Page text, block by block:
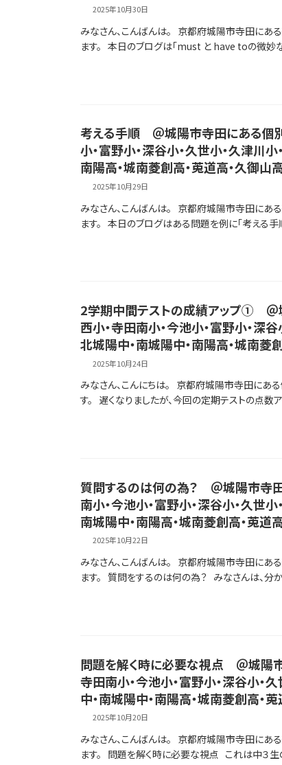
2025年10月30日
みなさん、こんばんは。 京都府城陽市寺田にあ
ます。 本日のブログは「must と have toの微
考える手順 ＠城陽市寺田にある個
小・富野小・深谷小・久世小・久津川
南陽高・城南菱創高・莵道高・久御山
2025年10月29日
みなさん、こんばんは。 京都府城陽市寺田にあ
ます。 本日のブログはある問題を例に「考える
2学期中間テストの成績アップ①
西小・寺田南小・今池小・富野小・深
北城陽中・南城陽中・南陽高・城南菱
2025年10月24日
みなさん、こんにちは。 京都府城陽市寺田にあ
す。 遅くなりましたが、今回の定期テストの点
質問するのは何の為？ ＠城陽市寺
南小・今池小・富野小・深谷小・久世
南城陽中・南陽高・城南菱創高・莵道
2025年10月22日
みなさん、こんばんは。 京都府城陽市寺田にあ
ます。 質問をするのは何の為？ みなさんは、分
問題を解く時に必要な視点 ＠城陽
寺田南小・今池小・富野小・深谷小・
中・南城陽中・南陽高・城南菱創高・
2025年10月20日
みなさん、こんばんは。 京都府城陽市寺田にあ
ます。 問題を解く時に必要な視点 これは中３